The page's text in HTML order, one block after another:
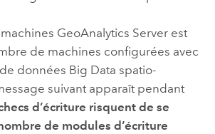
GeoAnalytics Serverest
de machines configurées avec
données Big Data spatio-
suivant apparaît pendant
d’écriture risquent de se
de modules d’écriture